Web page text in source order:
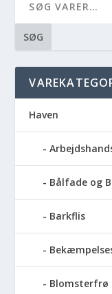
SØG
Haven
Bålfade og
Barkflis
Blomsterfrø